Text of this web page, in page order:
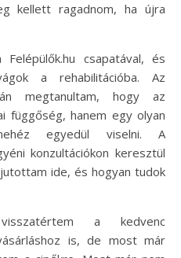
kellett ragadnom, ha újra
csapatával, és
a rehabilitációba. Az
megtanultam, hogy az
függőség, hanem egy olyan
egyedül viselni. A
konzultációkon keresztül
ide, és hogyan tudok
a kedvenc
is, de most már